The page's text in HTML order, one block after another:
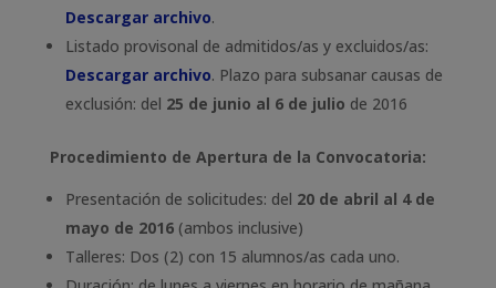
Descargar archivo.
Listado provisonal de admitidos/as y excluidos/as:
Descargar archivo. Plazo para subsanar causas de
exclusión: del 25 de junio al 6 de julio de 2016
Procedimiento de Apertura de la Convocatoria:
Presentación de solicitudes: del 20 de abril al 4 de
mayo de 2016(ambos inclusive)
Talleres: Dos (2) con 15 alumnos/as cada uno.